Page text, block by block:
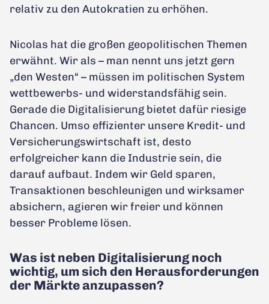
relativ zu den Autokratien zu erhöhen.
Nicolas hat die großen geopolitischen Themen
erwähnt. Wir als – man nennt uns jetzt gern
„den Westen“ – müssen im politischen System
wettbewerbs- und widerstandsfähig sein.
Gerade die Digitalisierung bietet dafür riesige
Chancen. Umso effizienter unsere Kredit- und
Versicherungswirtschaft ist, desto
erfolgreicher kann die Industrie sein, die
darauf aufbaut. Indem wir Geld sparen,
Transaktionen beschleunigen und wirksamer
absichern, agieren wir freier und können
besser Probleme lösen.
Was ist neben Digitalisierung noch
wichtig, um sich den Herausforderungen
der Märkte anzupassen?